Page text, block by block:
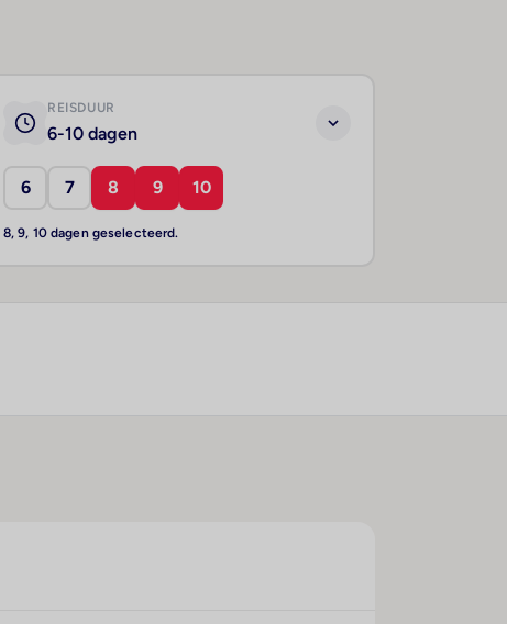
REISDUUR
6-10 dagen
6 7 8 9 10
8, 9, 10 dagen geselecteerd.